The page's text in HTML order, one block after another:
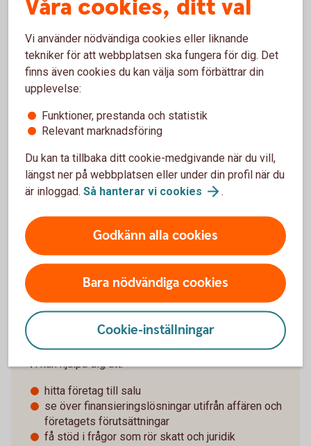
Planera för tiden efter köpet
Affären är inte klar bara för att avtalet är påskrivet. Hur du
tar hand om företaget efter köpet kan vara minst lika viktigt.
Fundera tidigt på hur verksamheterna ska fungera
tidigare? Hur påverkas medarbetare, kunder och
leverantörer?
En tydlig plan för den första tiden efter köpet kan göra det
enklare att prioritera och skapa trygghet i förändringen.
Ta hjälp inför företagsköpet
Ett företagsköp kan väcka frågor om allt från
finansiering till skatt och juridik. Därför kan det vara
bra att ta hjälp av rådgivare och andra specialister
tidigt i processen.
Vi kan hjälpa dig att:
hitta företag till salu
se över finansieringslösningar utifrån affären och
företagets förutsättningar
få stöd i frågor som rör skatt och juridik
Våra cookies, ditt val
Vi använder nödvändiga cookies eller liknande
tekniker för att webbplatsen ska fungera för dig. Det
finns även cookies du kan välja som förbättrar din
upplevelse:
Funktioner, prestanda och statistik
Relevant marknadsföring
Du kan ta tillbaka ditt cookie-medgivande när du vill,
längst ner på webbplatsen eller under din profil när du
är inloggad. Så hanterar vi cookies .
Godkänn alla cookies
Bara nödvändiga cookies
Cookie-inställningar